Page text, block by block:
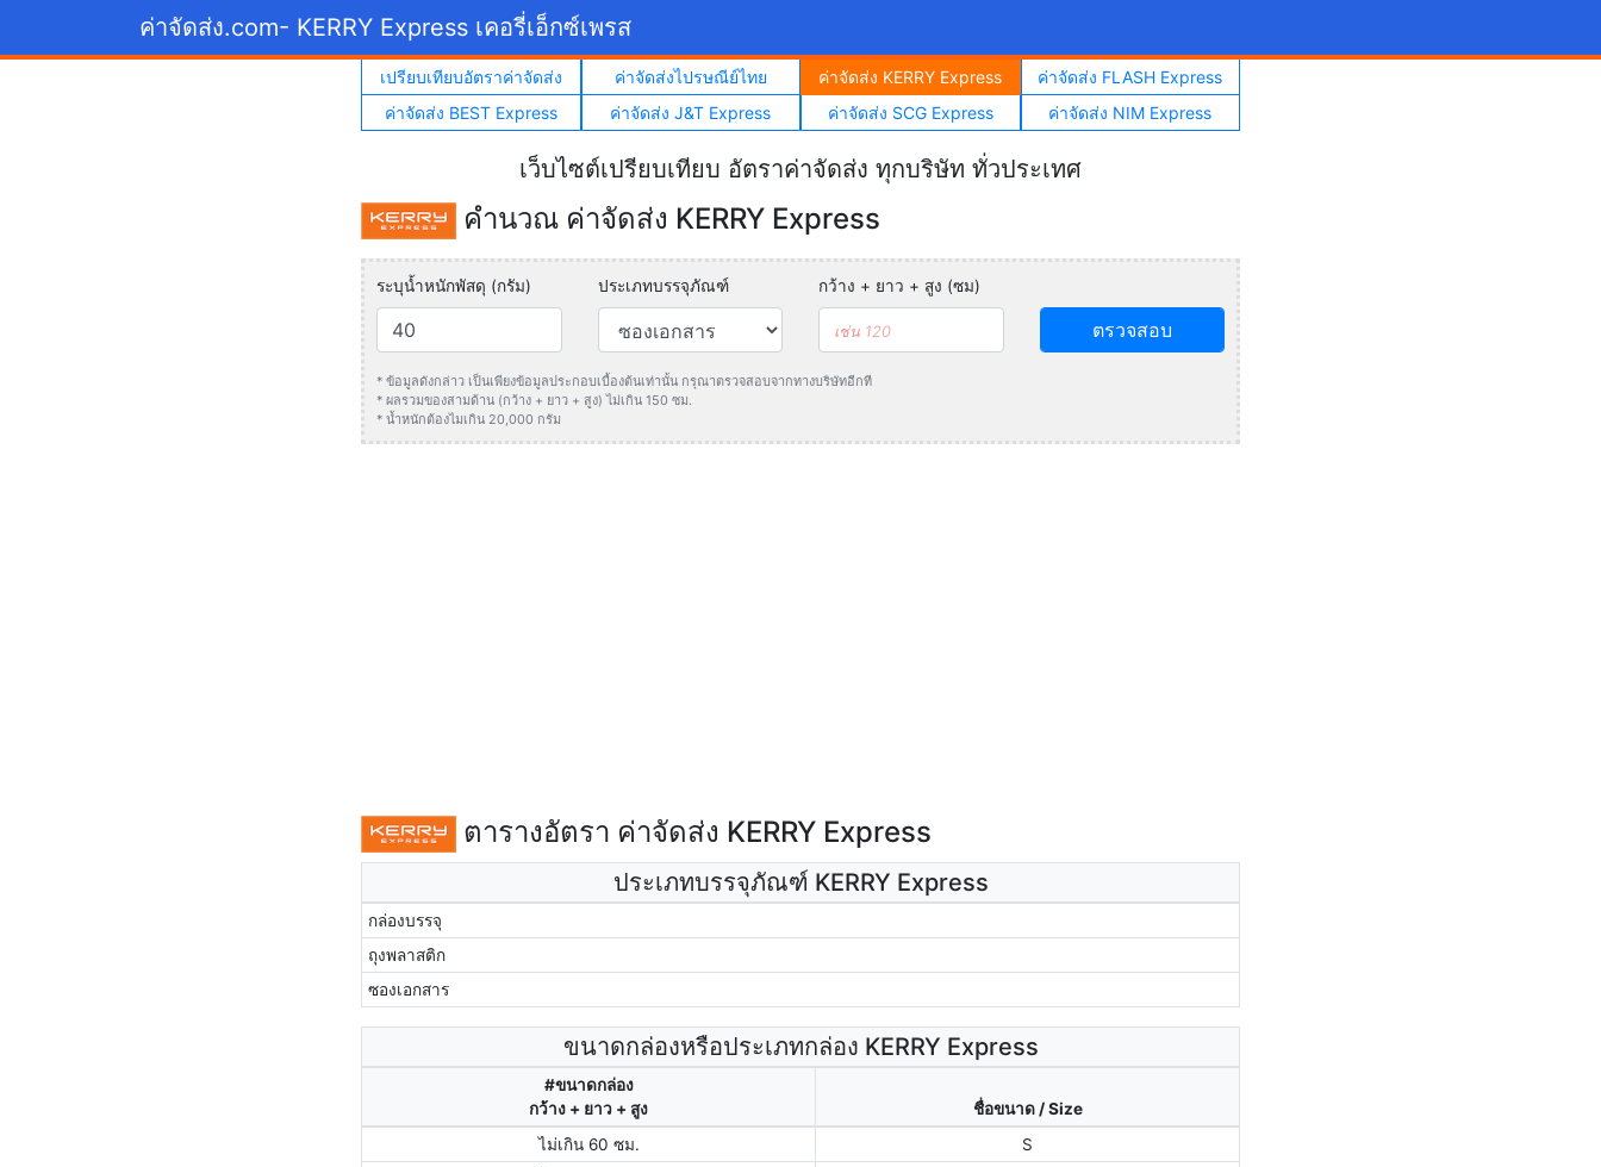
ค่าจัดส่ง.com- KERRY Express เคอรี่เอ็กซ์เพรส
เปรียบเทียบอัตราค่าจัดส่ง ค่าจัดส่งไปรษณีย์ไทย ค่าจัดส่ง KERRY Express
ค่าจัดส่ง FLASH Express
ค่าจัดส่ง BEST Express
ค่าจัดส่ง J&T Express ค่าจัดส่ง SCG Express ค่าจัดส่ง NIM Express
เว็บไซต์เปรียบเทียบ อัตราค่าจัดส่ง ทุกบริษัท ทั่วประเทศ
คำนวณ ค่าจัดส่ง KERRY Express
ระบุน้ำหนักพัสดุ (กรัม) ประเภทบรรจุภัณฑ์ กว้าง + ยาว + สูง (ซม)
ตรวจสอบ
* ข้อมูลดังกล่าว เป็นเพียงข้อมูลประกอบเบื้องต้นเท่านั้น กรุณาตรวจสอบจากทางบริษัทอีกที
* ผลรวมของสามด้าน (กว้าง + ยาว + สูง) ไม่เกิน 150 ซม.
* น้ำหนักต้องไมเกิน 20,000 กรัม
ตารางอัตรา ค่าจัดส่ง KERRY Express
ประเภทบรรจุภัณฑ์ KERRY Express
กล่องบรรจุ
ถุงพลาสติก
ซองเอกสาร
ขนาดกล่องหรือประเภทกล่อง KERRY Express
#ขนาดกล่อง
กว้าง + ยาว + สูง
ชื่อขนาด / Size
ไม่เกิน 60 ซม.
S